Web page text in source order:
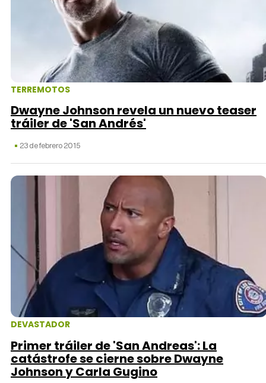
TERREMOTOS
Dwayne Johnson revela un nuevo teaser
tráiler de 'San Andrés'
23 de febrero 2015
DEVASTADOR
Primer tráiler de 'San Andreas': La
catástrofe se cierne sobre Dwayne
Johnson y Carla Gugino